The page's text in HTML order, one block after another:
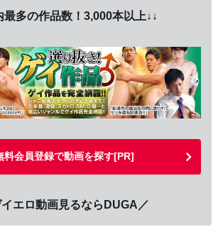
最多の作品数！3,000本以上↓↓
料会員登録で動画を探す[PR]
イエロ動画見るならDUGA／